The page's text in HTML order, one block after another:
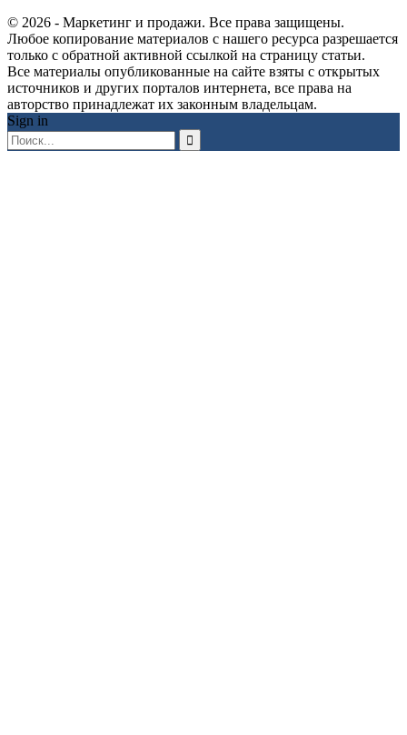
© 2026 - Маркетинг и продажи. Все права защищены.
Любое копирование материалов с нашего ресурса разрешается
только с обратной активной ссылкой на страницу статьи.
Все материалы опубликованные на сайте взяты с открытых
источников и других порталов интернета, все права на
авторство принадлежат их законным владельцам.
Sign in